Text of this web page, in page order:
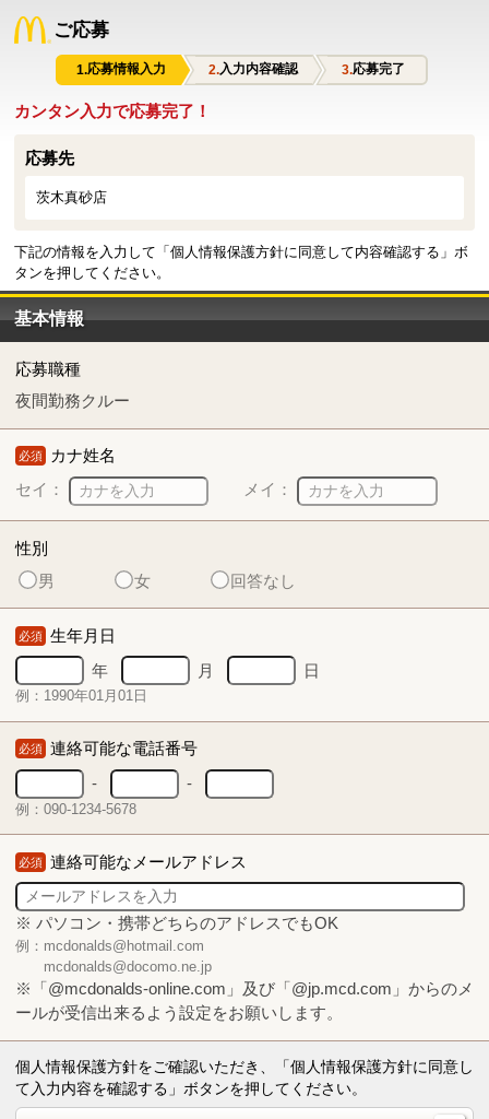
ご応募
応募情報入力 入力内容確認 応募完了
カンタン入力で応募完了！
応募先
茨木真砂店
下記の情報を入力して「個人情報保護方針に同意して内容確認する」ボ
タンを押してください。
基本情報
応募職種
夜間勤務クルー
必須 カナ姓名
セイ：
メイ：
性別
男
女 回答なし
必須 生年月日
年
月 日
例：1990年01月01日
必須 連絡可能な電話番号
-
-
例：090-1234-5678
必須 連絡可能なメールアドレス
※ パソコン・携帯どちらのアドレスでもOK
例：mcdonalds@hotmail.com
mcdonalds@docomo.ne.jp
※「@mcdonalds-online.com」及び「@jp.mcd.com」からのメ
ールが受信出来るよう設定をお願いします。
個人情報保護方針をご確認いただき、「個人情報保護方針に同意し
て入力内容を確認する」ボタンを押してください。